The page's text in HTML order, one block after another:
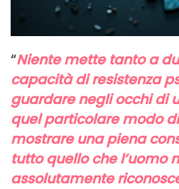
“Niente mette tanto a
capacità di resistenza
guardare negli occhi di
quel particolare modo
mostrare una piena
tutto quello che l’uomo
assolutamente